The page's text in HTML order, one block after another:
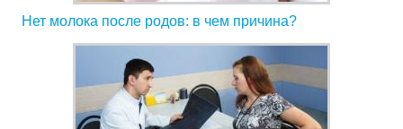
Нет молока после родов: в чем причина?